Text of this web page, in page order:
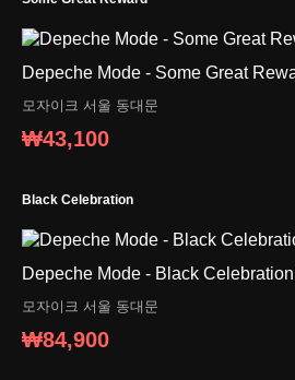
Depeche Mode - Some Great
모자이크 서울 동대문
₩43,100
Black Celebration
Depeche Mode - Black
모자이크 서울 동대문
₩84,900